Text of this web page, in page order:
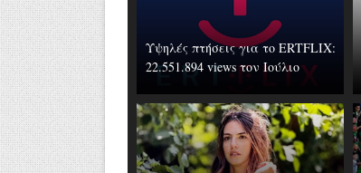
Υψηλές πτήσεις για το ERTFLIX:
22.551.894 views τον Ιούλιο